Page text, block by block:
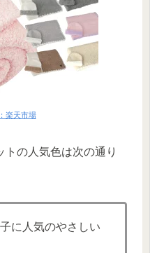
楽天市場
トの人気色は次の通り
に人気のやさしい